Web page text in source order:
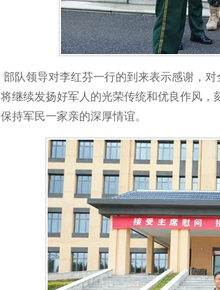
部队领导对李红芬一行的到来表示感谢，
将继续发扬好军人的光荣传统和优良作风
保持军民一家亲的深厚情谊。